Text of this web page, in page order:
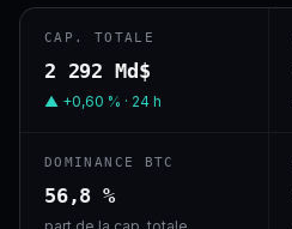
CAP. TOTALE
2 292 Md$
▲ +0,60 % · 24 h
DOMINANCE BTC
56,8 %